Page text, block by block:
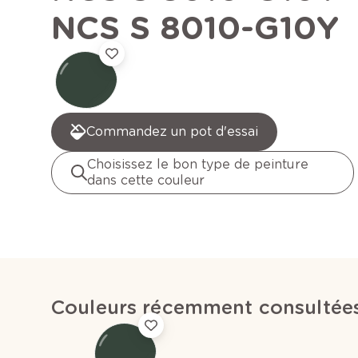
NCS S 8010-G10Y
Commandez un pot d'essai
Choisissez le bon type de peinture
dans cette couleur
Couleurs récemment